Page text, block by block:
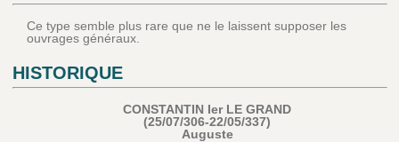
Ce type semble plus rare que ne le laissent supposer les
ouvrages généraux.
HISTORIQUE
CONSTANTIN Ier LE GRAND
(25/07/306-22/05/337)
Auguste